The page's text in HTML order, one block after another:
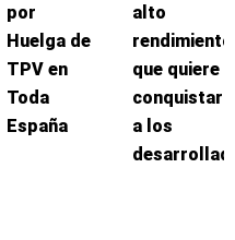
por
Huelga de
TPV en
Toda
España
alto
rendimiento
que quiere
conquistar
a los